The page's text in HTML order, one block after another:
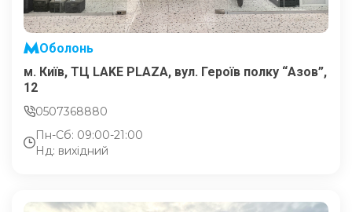
Оболонь
м. Київ, ТЦ LAKE PLAZA, вул. Героїв полку “Азов”,
12
0507368880
Пн-Сб: 09:00-21:00
Нд: вихідний